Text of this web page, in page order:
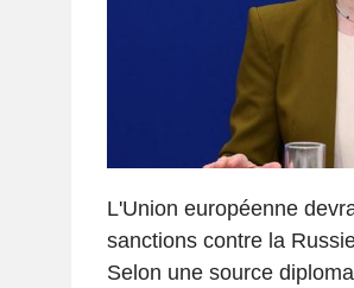
L'Union européenne
sanctions contre la
Selon une source